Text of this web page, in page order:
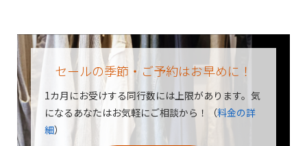
セールの季節・ご予約はお早めに！
1カ月にお受けする同行数には上限があります。気
になるあなたはお気軽にご相談から！（料金の詳
細）